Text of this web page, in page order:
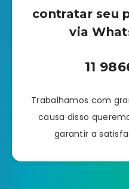
contratar seu
via
11
Trabalhamos com
causa disso
garantir a